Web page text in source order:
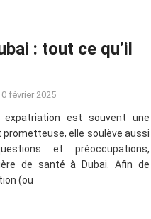
: tout ce qu’il
février 2025
est souvent une
elle soulève aussi
et préoccupations,
de santé à Dubai. Afin de
(ou